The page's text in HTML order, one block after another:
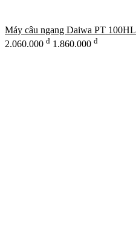
Máy câu ngang Daiwa PT 100HL
2.060.000 đ 1.860.000 đ